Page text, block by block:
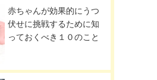
赤ちゃんが効果的にうつ
伏せに挑戦するために知
っておくべき１０のこと